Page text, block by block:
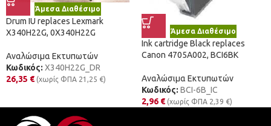
Άμεσα Διαθέσιμο
Drum IU replaces Lexmark
X340H22G, 0X340H22G
Αναλώσιμα Εκτυπωτών
Κωδικός: X340H22G_DR
26,35 € (χωρίς ΦΠΑ 21,25 €)
Άμεσα Διαθέσιμο
Ink cartridge Black replaces
Canon 4705A002, BCI6BK
Αναλώσιμα Εκτυπωτών
Κωδικός: BCI-6B_IC
2,96 € (χωρίς ΦΠΑ 2,39 €)